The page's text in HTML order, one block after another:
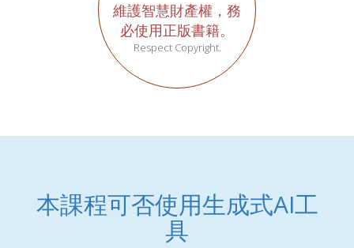
維護智慧財產權，務
必使用正版書籍。
Respect Copyright.
本課程可否使用生成式AI工
具